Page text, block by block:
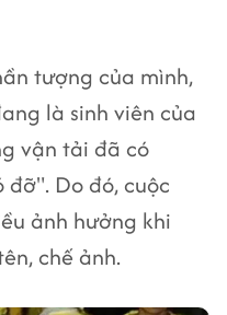
tượng của mình,
là sinh viên của
vận tải đã có
Do đó, cuộc
ảnh hưởng khi
chế ảnh.